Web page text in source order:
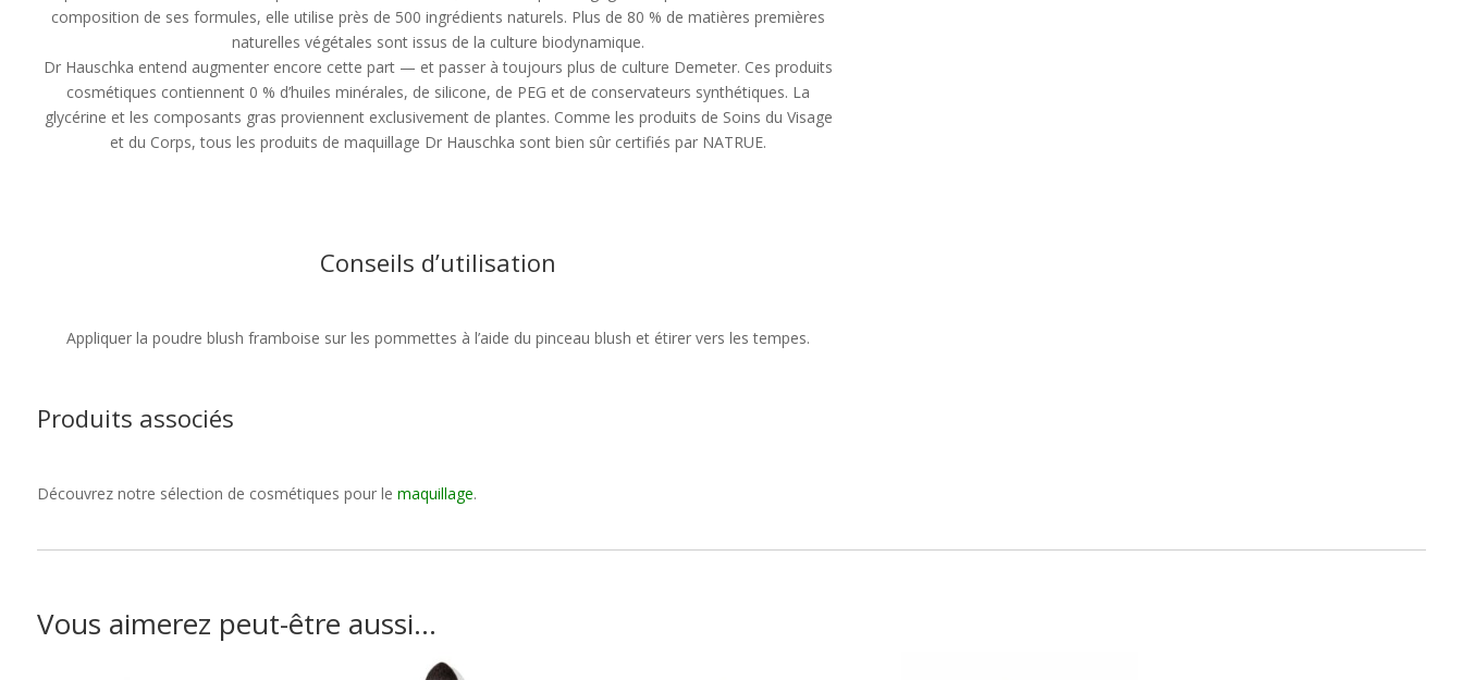
composition de ses formules, elle utilise près de 500 ingrédients naturels. Plus de 80 % de matières premières
naturelles végétales sont issus de la culture biodynamique.
Dr Hauschka entend augmenter encore cette part — et passer à toujours plus de culture Demeter. Ces produits
cosmétiques contiennent 0 % d’huiles minérales, de silicone, de PEG et de conservateurs synthétiques. La
glycérine et les composants gras proviennent exclusivement de plantes. Comme les produits de Soins du Visage
et du Corps, tous les produits de maquillage Dr Hauschka sont bien sûr certifiés par NATRUE.
Conseils d’utilisation
Appliquer la poudre blush framboise sur les pommettes à l’aide du pinceau blush et étirer vers les tempes.
Produits associés
Découvrez notre sélection de cosmétiques pour le maquillage.
Vous aimerez peut-être aussi…